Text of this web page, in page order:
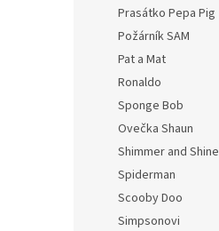
Prasátko Pepa Pig
Požárník SAM
Pat a Mat
Ronaldo
Sponge Bob
Ovečka Shaun
Shimmer and Shine
Spiderman
Scooby Doo
Simpsonovi